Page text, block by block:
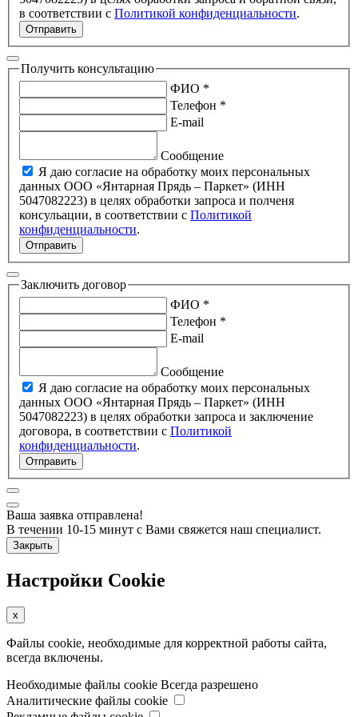
в соответствии с Политикой конфиденциальности.
Отправить
Получить консультацию
ФИО *
Телефон *
E-mail
Сообщение
Я даю согласие на обработку моих персональных
данных ООО «Янтарная Прядь – Паркет» (ИНН
5047082223) в целях обработки запроса и полченя
консульации, в соответствии с Политикой
конфиденциальности.
Отправить
Заключить договор
ФИО *
Телефон *
E-mail
Сообщение
Я даю согласие на обработку моих персональных
данных ООО «Янтарная Прядь – Паркет» (ИНН
5047082223) в целях обработки запроса и заключение
договора, в соответствии с Политикой
конфиденциальности.
Отправить
Ваша заявка отправлена!
В течении 10-15 минут с Вами свяжется наш специалист.
Закрыть
Настройки Cookie
x
Файлы cookie, необходимые для корректной работы сайта,
всегда включены.
Необходимые файлы cookie Всегда разрешено
Аналитические файлы cookie